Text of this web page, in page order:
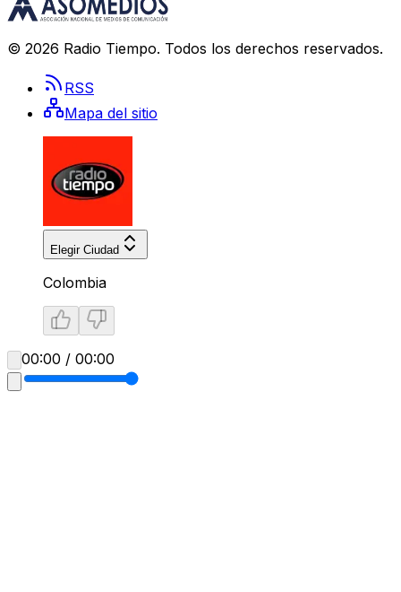
© 2026 Radio Tiempo. Todos los derechos reservados.
RSS
Mapa del sitio
Elegir Ciudad
Colombia
00:00 / 00:00